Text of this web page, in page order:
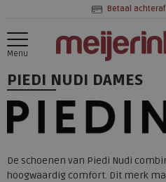
Betaal
Menu
PIEDI NUDI DAMES
De schoenen van Piedi Nudi
hoogwaardig comfort. Dit merk